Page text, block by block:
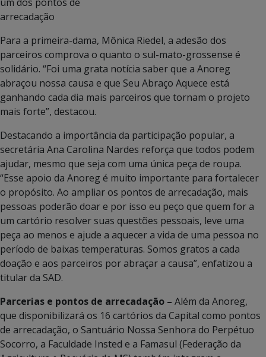
arrecadação
Para a primeira-dama, Mônica Riedel, a adesão dos
parceiros comprova o quanto o sul-mato-grossense é
solidário. “Foi uma grata notícia saber que a Anoreg
abraçou nossa causa e que Seu Abraço Aquece está
ganhando cada dia mais parceiros que tornam o projeto
mais forte”, destacou.
Destacando a importância da participação popular, a
secretária Ana Carolina Nardes reforça que todos podem
ajudar, mesmo que seja com uma única peça de roupa.
“Esse apoio da Anoreg é muito importante para fortalecer
o propósito. Ao ampliar os pontos de arrecadação, mais
pessoas poderão doar e por isso eu peço que quem for a
um cartório resolver suas questões pessoais, leve uma
peça ao menos e ajude a aquecer a vida de uma pessoa no
período de baixas temperaturas. Somos gratos a cada
doação e aos parceiros por abraçar a causa”, enfatizou a
titular da SAD.
Parcerias e pontos de arrecadação – Além da Anoreg,
que disponibilizará os 16 cartórios da Capital como pontos
de arrecadação, o Santuário Nossa Senhora do Perpétuo
Socorro, a Faculdade Insted e a Famasul (Federação da